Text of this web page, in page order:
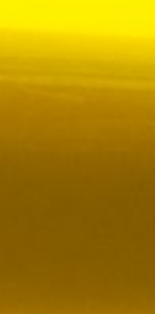
i Sverige och Finland
i Sverige, samtidigt
Oscarssons avsked från…